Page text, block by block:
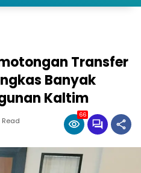
Transfer
Banyak
Kaltim
Read
66